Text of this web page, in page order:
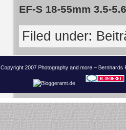
EF-S 18-55mm 3.5-
Filed under:
Copyright 2007 Photography and more –